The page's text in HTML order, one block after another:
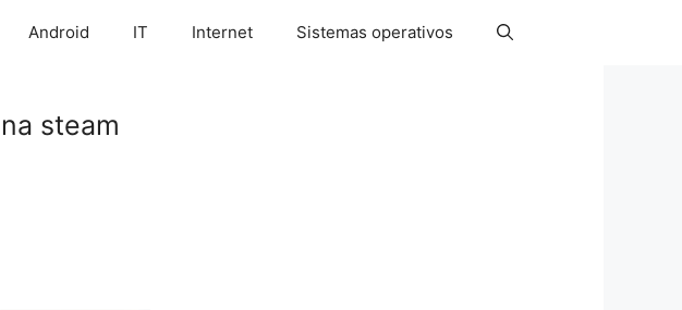
Android IT Internet Sistemas operativos
steam